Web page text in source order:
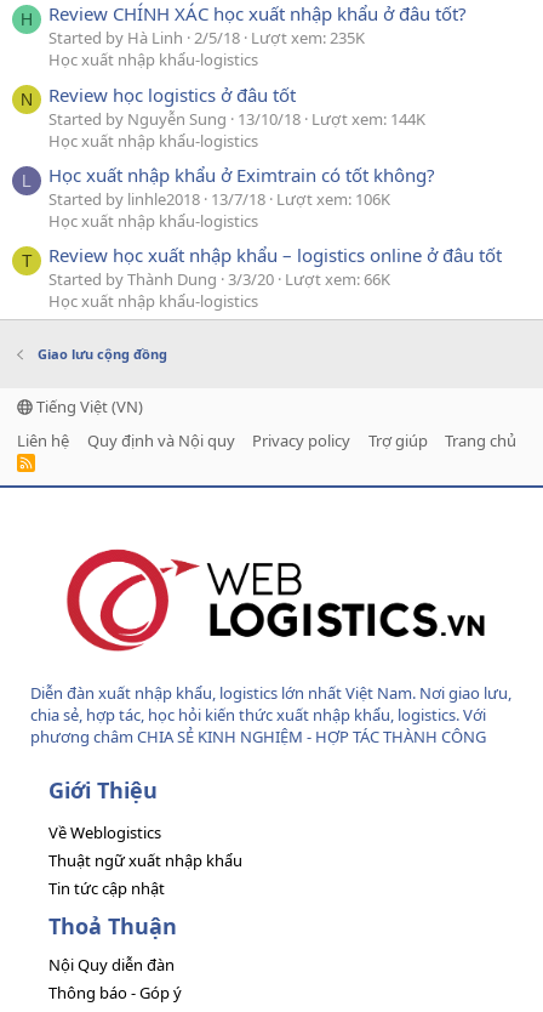
H Review CHÍNH XÁC học xuất nhập khẩu ở đâu tốt?
Started by Hà Linh 2/5/18 Lượt xem: 235K
Học xuất nhập khẩu-logistics
N Review học logistics ở đâu tốt
Started by Nguyễn Sung 13/10/18 Lượt xem: 144K
Học xuất nhập khẩu-logistics
L Học xuất nhập khẩu ở Eximtrain có tốt không?
Started by linhle2018 13/7/18 Lượt xem: 106K
Học xuất nhập khẩu-logistics
T Review học xuất nhập khẩu – logistics online ở đâu tốt
Started by Thành Dung 3/3/20 Lượt xem: 66K
Học xuất nhập khẩu-logistics
Giao lưu cộng đồng
Tiếng Việt (VN)
Liên hệ
Quy định và Nội quy Privacy policy Trợ giúp Trang chủ
R
Diễn đàn xuất nhập khẩu, logistics lớn nhất Việt Nam. Nơi giao lưu,
chia sẻ, hợp tác, học hỏi kiến thức xuất nhập khẩu, logistics. Với
phương châm CHIA SẺ KINH NGHIỆM - HỢP TÁC THÀNH CÔNG
Giới Thiệu
Về Weblogistics
Thuật ngữ xuất nhập khẩu
Tin tức cập nhật
Thoả Thuận
Nội Quy diễn đàn
Thông báo - Góp ý